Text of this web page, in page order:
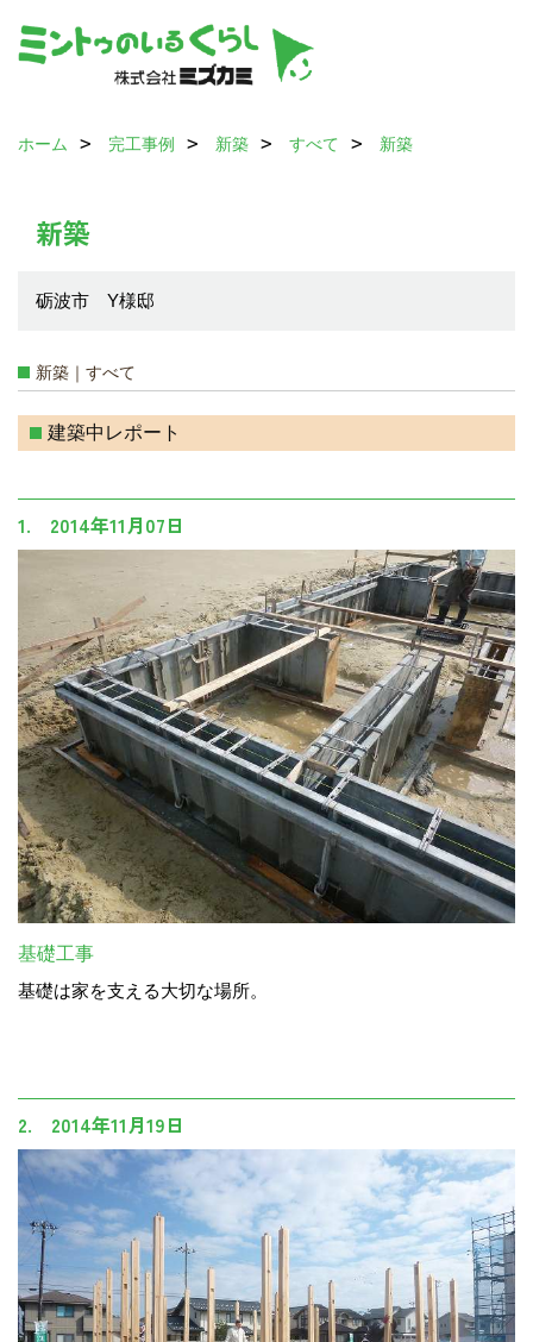
ホーム 完工事例 新築 すべて 新築
新築
砺波市 Y様邸
新築｜すべて
建築中レポート
1. 2014年11月07日
基礎工事
基礎は家を支える大切な場所。
2. 2014年11月19日